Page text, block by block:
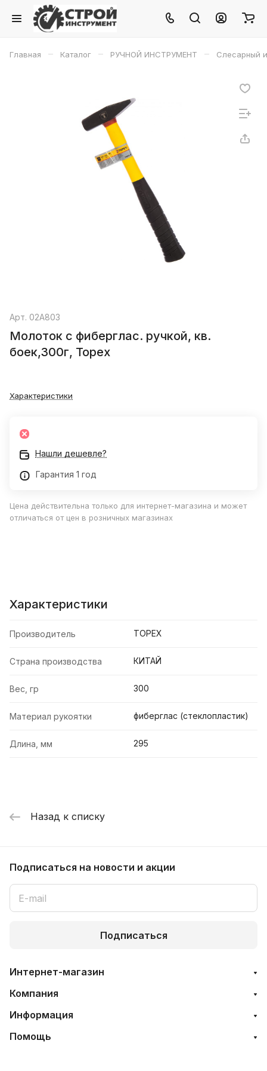
Главная – Каталог – РУЧНОЙ ИНСТРУМЕНТ – Слесарный
Арт. 02A803
Молоток с фиберглас. ручкой, кв.
боек,300г, Topex
Характеристики
Нашли дешевле?
Гарантия 1 год
Цена действительна только для интернет-магазина и может
отличаться от цен в розничных магазинах
Характеристики
Производитель TOPEX
Страна производства КИТАЙ
Вес, гр 300
Материал рукоятки фиберглас (стеклопластик)
Длина, мм 295
Назад к списку
Подписаться на новости и акции
Подписаться
Интернет-магазин
Компания
Информация
Помощь